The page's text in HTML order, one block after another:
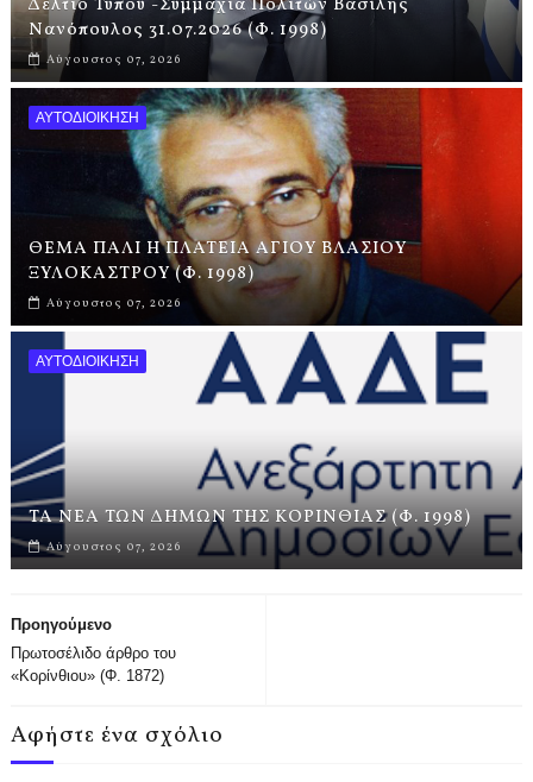
Δελτίο Τύπου -Συμμαχία Πολιτών Βασίλης
Νανόπουλος 31.07.2026 (Φ. 1998)
Αύγουστος 07, 2026
ΑΥΤΟΔΙΟΙΚΗΣΗ
ΘΕΜΑ ΠΑΛΙ Η ΠΛΑΤΕΙΑ ΑΓΙΟΥ ΒΛΑΣΙΟΥ
ΞΥΛΟΚΑΣΤΡΟΥ (Φ. 1998)
Αύγουστος 07, 2026
ΑΥΤΟΔΙΟΙΚΗΣΗ
ΤΑ ΝΕΑ ΤΩΝ ΔΗΜΩΝ ΤΗΣ ΚΟΡΙΝΘΙΑΣ (Φ. 1998)
Αύγουστος 07, 2026
Προηγούμενο
Πρωτοσέλιδο άρθρο του
«Κορίνθιου» (Φ. 1872)
Αφήστε ένα σχόλιο